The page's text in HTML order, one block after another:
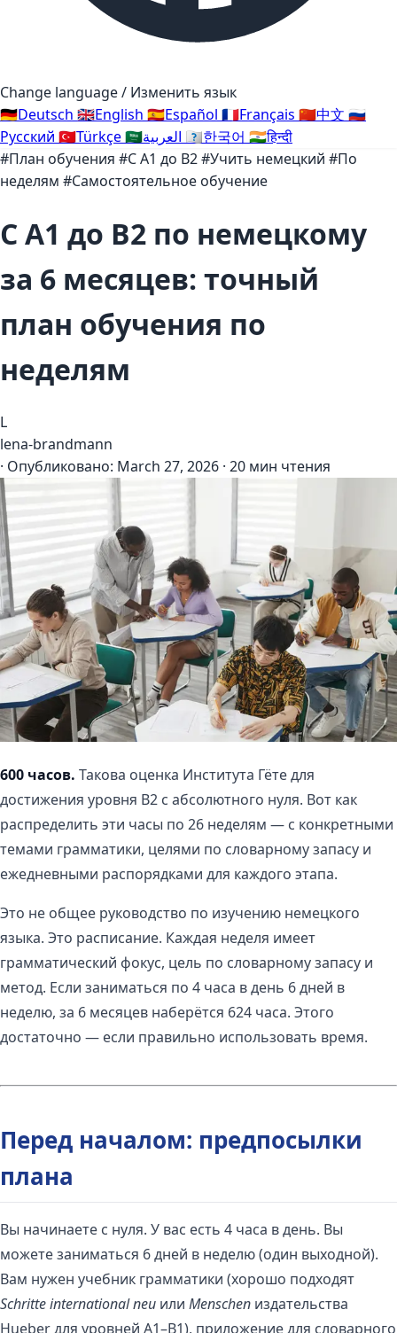
Change language / Изменить язык
🇩🇪Deutsch 🇬🇧English 🇪🇸Español 🇫🇷Français 🇨🇳中文 🇷🇺
Русский 🇹🇷Türkçe🇸🇦 🇰🇷한국어 🇮🇳हिन्दी
#План обучения #С A1 до B2#Учить немецкий #По
неделям #Самостоятельное обучение
С A1 до B2 по немецкому
за 6 месяцев: точный
план обучения по
неделям
L
lena-brandmann
· Опубликовано: March 27, 2026 · 20 мин чтения
600 часов. Такова оценка Института Гёте для
достижения уровня B2 с абсолютного нуля. Вот как
распределить эти часы по 26 неделям — с конкретными
темами грамматики, целями по словарному запасу и
ежедневными распорядками для каждого этапа.
Это не общее руководство по изучению немецкого
языка. Это расписание. Каждая неделя имеет
грамматический фокус, цель по словарному запасу и
метод. Если заниматься по 4 часа в день 6 дней в
неделю, за 6 месяцев наберётся 624 часа. Этого
достаточно — если правильно использовать время.
Перед началом: предпосылки
плана
Вы начинаете с нуля. У вас есть 4 часа в день. Вы
можете заниматься 6 дней в неделю (один выходной).
Вам нужен учебник грамматики (хорошо подходят
Schritte international neu или Menschen издательства
Hueber для уровней A1–B1), приложение для словарного